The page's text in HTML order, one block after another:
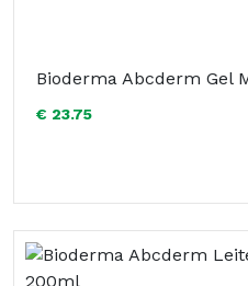
Bioderma Abcderm Gel
€ 23.75